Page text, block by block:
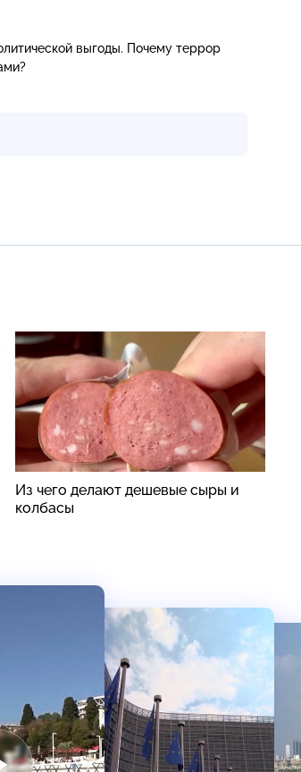
выгоды. Почему террор
Из чего делают дешевые сыры и
колбасы